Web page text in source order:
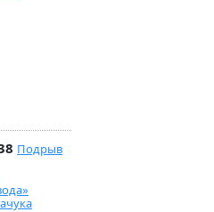
Подрыв